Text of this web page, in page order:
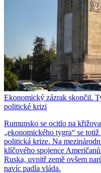
Ekonomický zázrak skončil.
politické krizi
Rumunsko se ocitlo na
„ekonomického tygra“ se
politická krize. Na
klíčového spojence
Ruska, uvnitř země ovšem
navíc padla vláda.